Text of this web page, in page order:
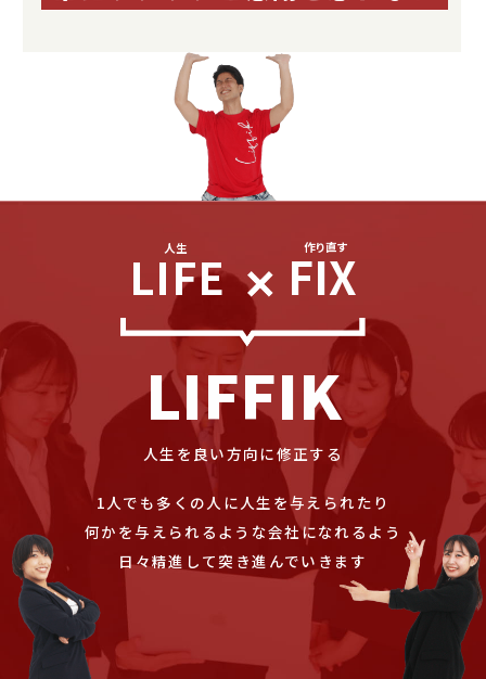
LIFE FIX
LIFFIK
人生を良い方向に修正する
1人でも多くの人に人生を与えられたり
何かを与えられるような会社になれるよう
日々精進して突き進んでいきます